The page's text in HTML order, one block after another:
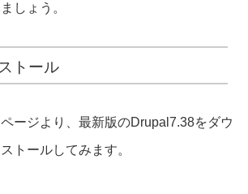
しょう。
トール
ージより、最新版のDrupal7.38をダウ
トールしてみます。